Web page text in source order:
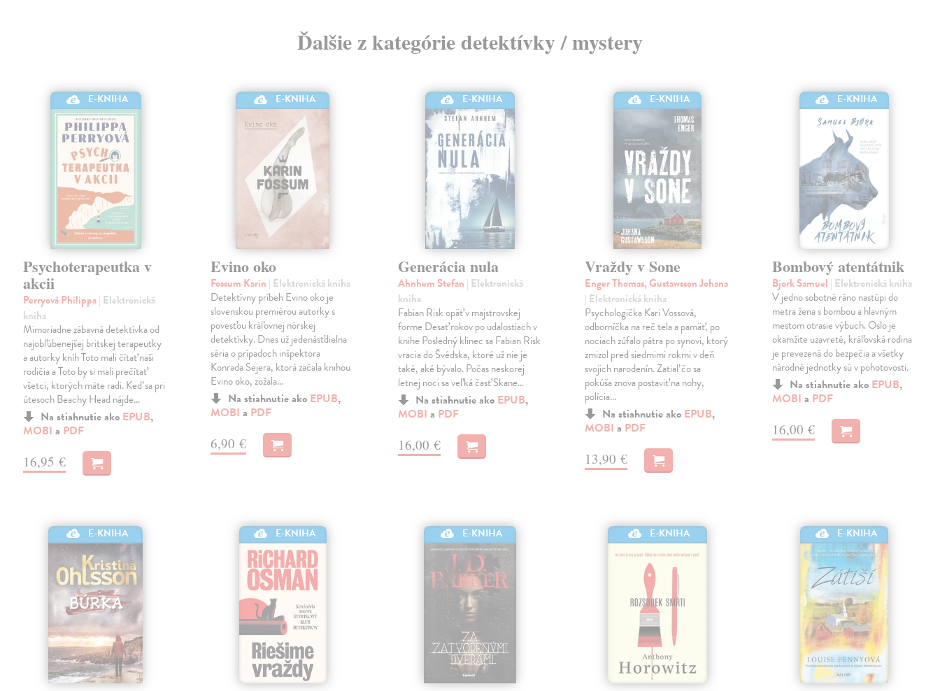
Ďalšie z kategórie detektívky / mystery
E-KNIHA
Psychoterapeutka v
akcii
Perryová Philippa| Elektronická
kniha
Mimoriadne zábavná detektívka od
najobľúbenejšej britskej terapeutky
a autorky kníh Toto mali čítať naši
rodičia a Toto by si mali prečítať
všetci, ktorých máte radi. Keď sa pri
útesoch Beachy Head nájde…
Na stiahnutie ako EPUB,
MOBI a PDF
16,95 €
E-KNIHA
Evino oko
Fossum Karin | Elektronická kniha
Detektívny príbeh Evino oko je
slovenskou premiérou autorky s
povesťou kráľovnej nórskej
detektívky. Dnes už jedenásťdielna
séria o prípadoch inšpektora
Konrada Sejera, ktorá začala knihou
Evino oko, zožala…
Na stiahnutie ako EPUB,
MOBI a PDF
6,90 €
E-KNIHA
Generácia nula
Ahnhem Stefan | Elektronická
kniha
Fabian Risk opäť v majstrovskej
forme Desať rokov po udalostiach v
knihe Posledný klinec sa Fabian Risk
vracia do Švédska, ktoré už nie je
také, aké bývalo. Počas neskorej
letnej noci sa veľká časť Skane…
Na stiahnutie ako EPUB,
MOBI a PDF
16,00 €
E-KNIHA
Vraždy v Sone
Enger Thomas, Gustawsson Johana
| Elektronická kniha
Psychologička Kari Vossová,
odborníčka na reč tela a pamäť, po
nociach zúfalo pátra po synovi, ktorý
zmizol pred siedmimi rokmi v deň
svojich narodenín. Zatiaľ čo sa
pokúša znova postaviť na nohy,
polícia…
Na stiahnutie ako EPUB,
MOBI a PDF
13,90 €
E-KNIHA
Bombový atentátnik
Bjork Samuel | Elektronická kniha
V jedno sobotné ráno nastúpi do
metra žena s bombou a hlavným
mestom otrasie výbuch. Oslo je
okamžite uzavreté, kráľovská rodina
je prevezená do bezpečia a všetky
národné jednotky sú v pohotovosti.
Na stiahnutie ako EPUB,
MOBI a PDF
16,00 €
E-KNIHA E-KNIHA E-KNIHA E-KNIHA E-KNIHA